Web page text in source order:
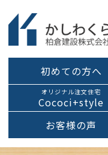
初めての方へ
オリジナル注文住宅
Cococi+style
お客様の声